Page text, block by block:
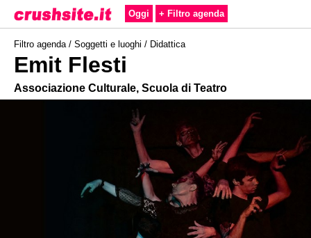
Oggi + Filtro agenda
Filtro agenda / Soggetti e luoghi / Didattica
Emit Flesti
Associazione Culturale, Scuola di Teatro